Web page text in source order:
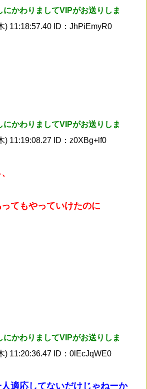
にかわりましてVIPがお送りしま
) 11:18:57.40 ID：JhPiEmyR0
にかわりましてVIPがお送りしま
) 11:19:08.27 ID：z0XBg+lf0
てもやっていけたのに
にかわりましてVIPがお送りしま
) 11:20:36.47 ID：0lEcJqWE0
適応してないだけじゃねーか